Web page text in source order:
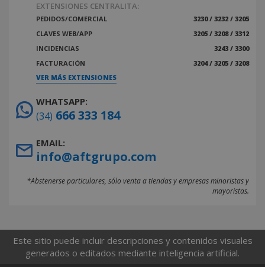
EXTENSIONES CENTRALITA:
PEDIDOS/COMERCIAL
3230 / 3232 / 3205
CLAVES WEB/APP
3205 / 3208 / 3312
INCIDENCIAS
3243 / 3300
FACTURACIÓN
3204 / 3205 / 3208
VER MÁS EXTENSIONES
WHATSAPP:
(34) 666 333 184
EMAIL:
info@aftgrupo.com
*Abstenerse particulares, sólo venta a tiendas y empresas minoristas y
mayoristas.
Este sitio puede incluir descripciones y contenidos visuales
generados o editados mediante inteligencia artificial.